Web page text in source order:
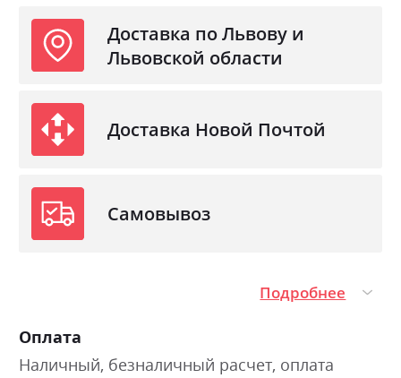
Доставка по Львову и
Львовской области
Доставка Новой Почтой
Самовывоз
Подробнее
Оплата
Наличный, безналичный расчет, оплата